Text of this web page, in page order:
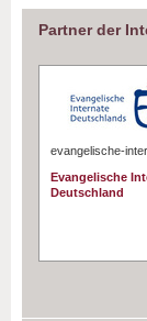
Partner der
evangelische-
Evangelische
Deutschland